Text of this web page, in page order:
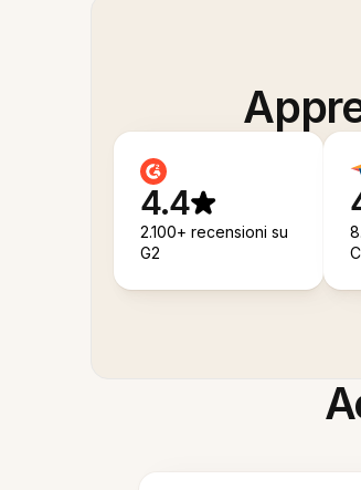
4.4
2.100+ recensioni su
G2